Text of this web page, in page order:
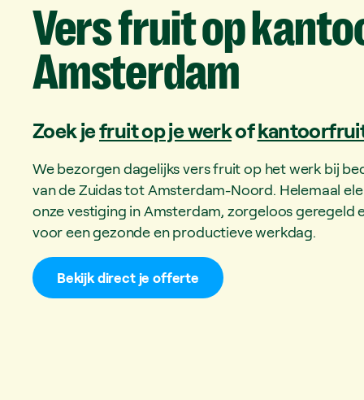
Versfruitop
Amsterdam
Zoek jefruit op je werkof
We bezorgen dagelijks vers fruit op het werk bij
van de Zuidas tot Amsterdam-Noord. Helemaal
onze vestiging in Amsterdam, zorgeloos geregeld
voor een gezonde en productieve werkdag.
Bekijk direct je offerte